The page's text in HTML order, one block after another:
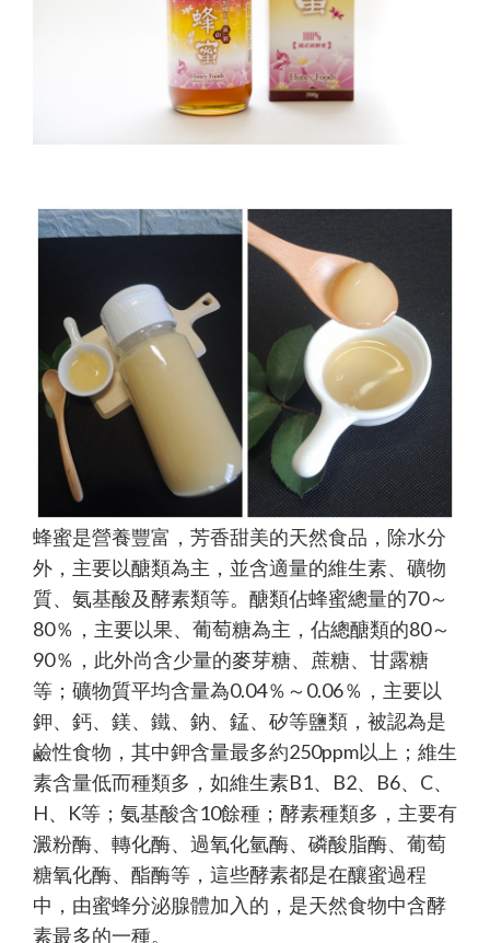
蜂蜜是營養豐富，芳香甜美的天然食品，除水分
外，主要以醣類為主，並含適量的維生素、礦物
質、氨基酸及酵素類等。醣類佔蜂蜜總量的70～
80％，主要以果、葡萄糖為主，佔總醣類的80～
90％，此外尚含少量的麥芽糖、蔗糖、甘露糖
等；礦物質平均含量為0.04％～0.06％，主要以
鉀、鈣、鎂、鐵、鈉、錳、矽等鹽類，被認為是
鹼性食物，其中鉀含量最多約250ppm以上；維生
素含量低而種類多，如維生素B1、B2、B6、C、
H、K等；氨基酸含10餘種；酵素種類多，主要有
澱粉酶、轉化酶、過氧化氫酶、磷酸脂酶、葡萄
糖氧化酶、酯酶等，這些酵素都是在釀蜜過程
中，由蜜蜂分泌腺體加入的，是天然食物中含酵
素最多的一種。